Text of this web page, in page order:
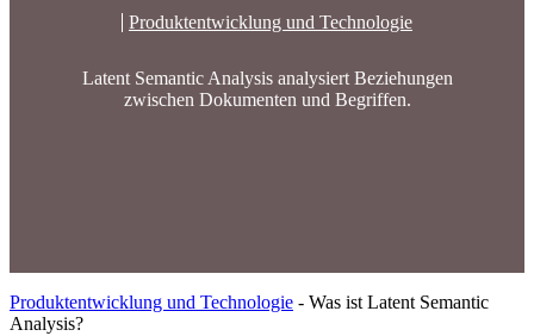
Produktentwicklung und Technologie
Latent Semantic Analysis analysiert Beziehungen
zwischen Dokumenten und Begriffen.
Produktentwicklung und Technologie - Was ist Latent Semantic
Analysis?